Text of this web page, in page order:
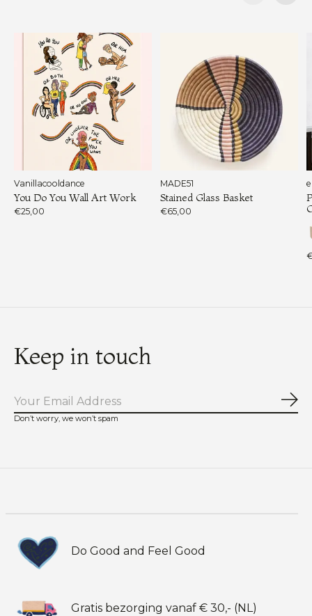
Vanillacooldance
You Do You Wall Art Work
€25,00
MADE51
Stained Glass Basket
€65,00
Keep in touch
Don’t worry, we won’t spam
Do Good and Feel Good
Gratis bezorging vanaf € 30,- (NL)